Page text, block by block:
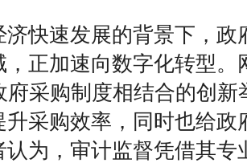
济快速发展的背景下，政
，正加速向数字化转型。
府采购制度相结合的创
升采购效率，同时也给政
认为，审计监督凭借其专